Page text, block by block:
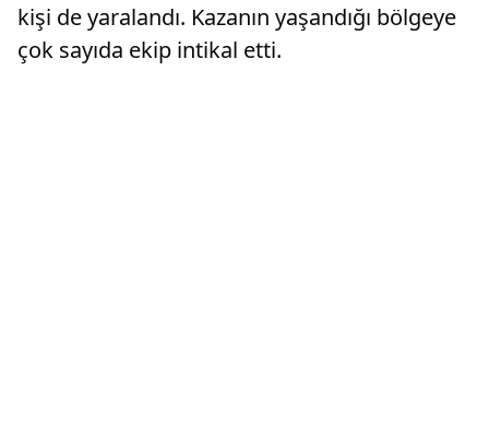
kişi de yaralandı. Kazanın yaşandığı bölgeye
çok sayıda ekip intikal etti.